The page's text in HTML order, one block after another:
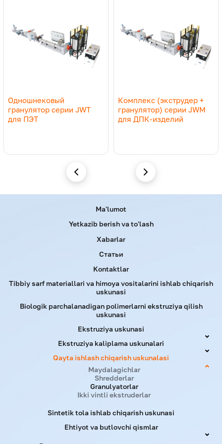
Одношнековый
гранулятор серии JWT
для ПЭТ
Комплекс (экструдер +
гранулятор) серии JWM
для ДПК-изделий
Tibbiy sarf materiallari va himoya vositalarini ishlab chiqarish
uskunasi
Biologik parchalanadigan polimerlarni ekstruziya qilish
uskunasi
Ekstruziya uskunasi
Ekstruziya kaliplama uskunalari
Qayta ishlash chiqarish uskunalasi
Maydalagichlar
Shredderlar
Granulyatorlar
Ikki vintli ekstruderlar
Sintetik tola ishlab chiqarish uskunasi
Ehtiyot va butlovchi qismlar
Ma'lumot
Yetkazib berish va to'lash
Xabarlar
Статьи
Kontaktlar